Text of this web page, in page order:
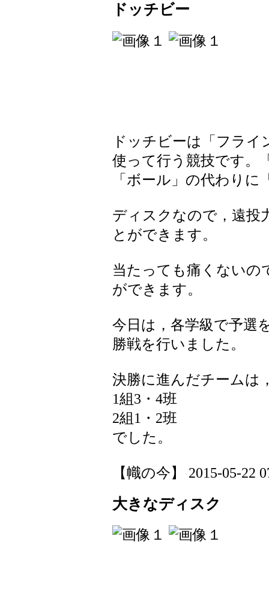
ドッチビー
ドッチビーは「フラ
使って行う競技です。
「ボール」の代わり
ディスクなので，遠投
とができます。
当たっても痛くないの
ができます。
今日は，各学級で予選
勝戦を行いました。
決勝に進んだチームは
1組3・4班
2組1・2班
でした。
【幟の今】 2015-05-22
大きなディスク